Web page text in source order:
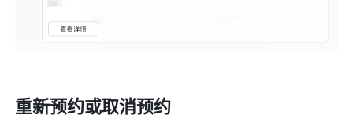
重新预约或取消预约